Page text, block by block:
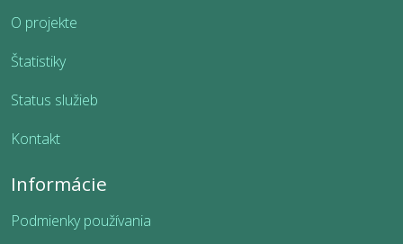
O projekte
Štatistiky
Status služieb
Kontakt
Informácie
Podmienky používania